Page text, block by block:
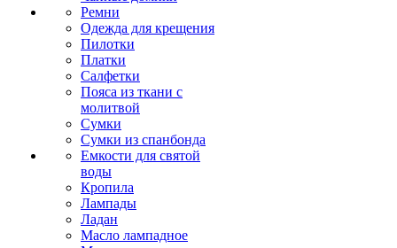
Ремни
Одежда для крещения
Пилотки
Платки
Салфетки
Пояса из ткани с
молитвой
Сумки
Сумки из спанбонда
Емкости для святой
воды
Кропила
Лампады
Ладан
Масло лампадное